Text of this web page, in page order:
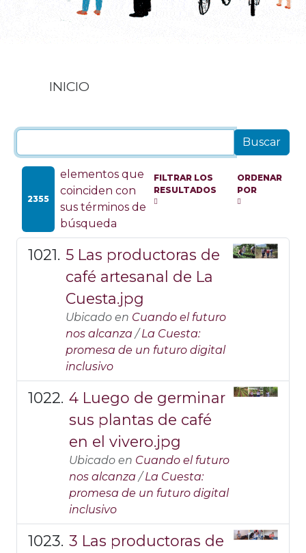
INICIO
2355
elementos que
coinciden con
sus términos de
búsqueda
FILTRAR LOS
RESULTADOS
ORDENAR
POR
5 Las productoras de
café artesanal de La
Cuesta.jpg
Ubicado en Cuando el futuro
nos alcanza /La Cuesta:
promesa de un futuro digital
inclusivo
4 Luego de germinar
sus plantas de café
en el vivero.jpg
Ubicado en Cuando el futuro
nos alcanza /La Cuesta:
promesa de un futuro digital
inclusivo
3 Las productoras de